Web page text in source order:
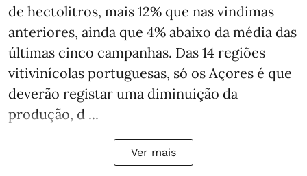
de hectolitros, mais 12% que nas vindimas
anteriores, ainda que 4% abaixo da média das
últimas cinco campanhas. Das 14 regiões
vitivinícolas portuguesas, só os Açores é que
deverão registar uma diminuição da
produção, d ...
Ver mais